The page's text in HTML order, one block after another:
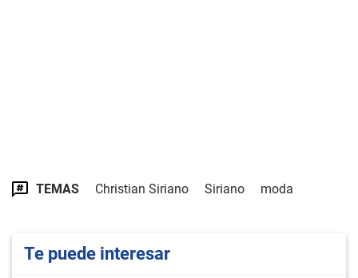
TEMAS Christian Siriano Siriano moda
Te puede interesar